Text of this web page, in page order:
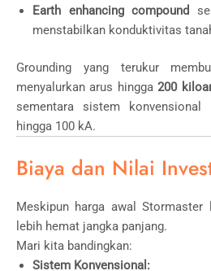
Earth enhancing compound
menstabilkan konduktivitas
Grounding yang terukur
menyalurkan arus hingga200
sementara sistem konvensional
hingga 100 kA.
Biaya dan Nilai
Meskipun harga awal
lebih hemat jangka panjang.
Mari kita bandingkan:
Sistem Konvensional: